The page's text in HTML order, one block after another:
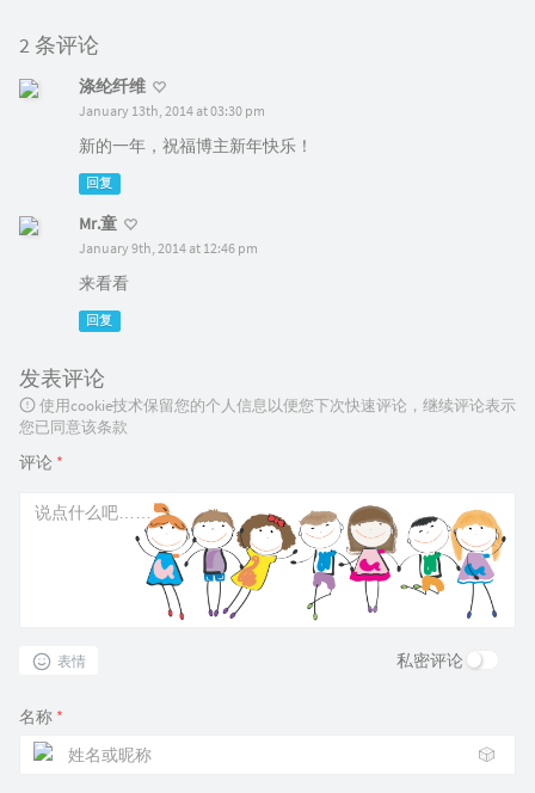
2 条评论
涤纶纤维
January 13th, 2014 at 03:30 pm
新的一年，祝福博主新年快乐！
回复
Mr.童
January 9th, 2014 at 12:46 pm
来看看
回复
发表评论
使用cookie技术保留您的个人信息以便您下次快速评论，继续评论表示
您已同意该条款
评论 *
表情 私密评论
名称 *
🎲